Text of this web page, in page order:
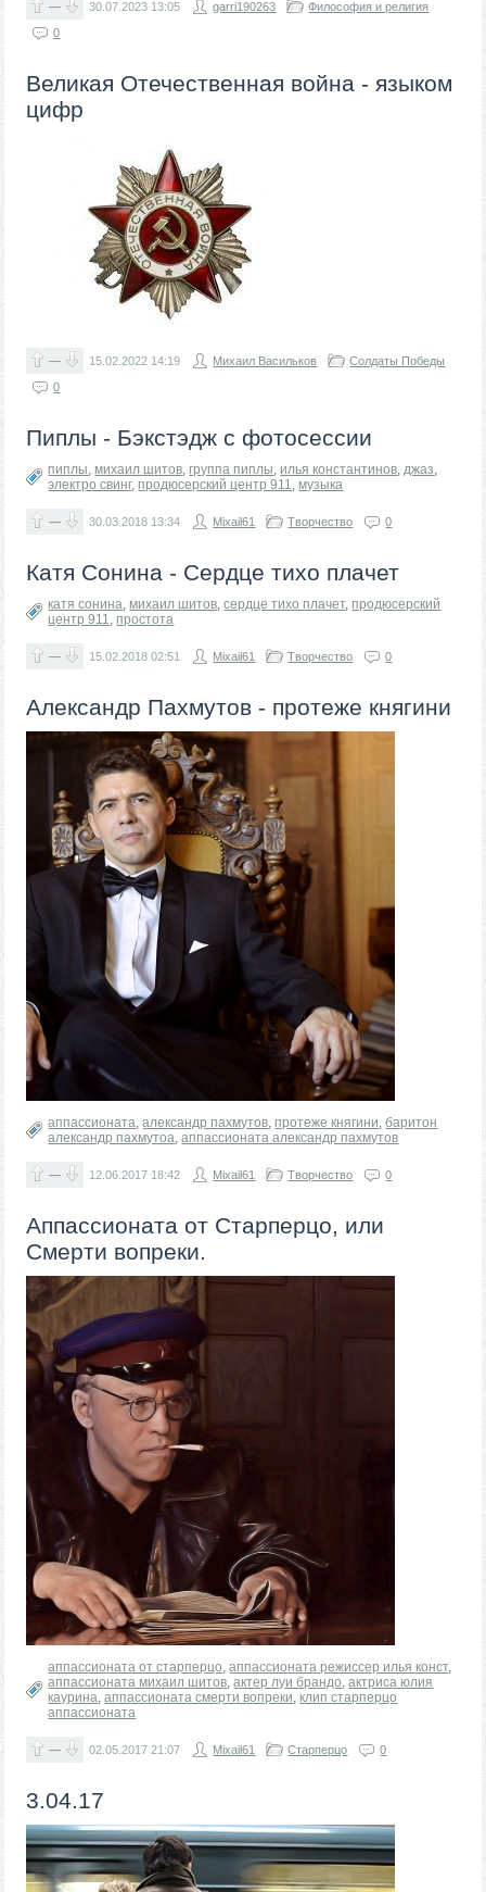
— 30.07.2023 13:05 garri190263
Философия и религия
0
Великая Отечественная война - языком
цифр
— 15.02.2022 14:19 Михаил Васильков
Солдаты Победы
0
Пиплы - Бэкстэдж с фотосессии
пиплы, михаил шитов, группа пиплы, илья константинов,джаз,
электро свинг, продюсерский центр 911, музыка
— 30.03.2018 13:34 Mixail61 Творчество 0
Катя Сонина - Сердце тихо плачет
катя сонина, михаил шитов,сердце тихо плачет, продюсерский
центр 911, простота
— 15.02.201802:51 Mixail61 Творчество 0
Александр Пахмутов - протеже княгини
аппассионата,александр пахмутов, протеже княгини,баритон
александр пахмутоа,аппассионата александр пахмутов
— 12.06.2017 18:42 Mixail61 Творчество 0
Аппассионата от Старперцо, или
Смерти вопреки.
аппассионата от старперцо,аппассионата режиссер илья конст,
аппассионата михаил шитов,актер луи брандо,актриса юлия
каурина,аппассионата смерти вопреки,клип старперцо
аппассионата
— 02.05.201721:07 Mixail61 Старперцо 0
3.04.17